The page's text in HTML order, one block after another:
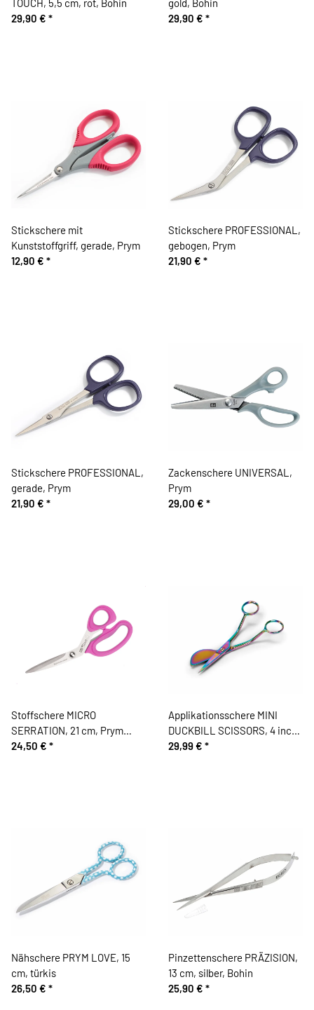
TOUCH, 5,5 cm, rot, Bohin
29,90 € *
gold, Bohin
29,90 € *
Stickschere mit
Kunststoffgriff, gerade, Prym
12,90 € *
Stickschere PROFESSIONAL,
gebogen, Prym
21,90 € *
Stickschere PROFESSIONAL,
gerade, Prym
21,90 € *
Zackenschere UNIVERSAL,
Prym
29,00 € *
Stoffschere MICRO
SERRATION, 21 cm, Prym
Love
24,50 € *
Applikationsschere MINI
DUCKBILL SCISSORS, 4 inch,
Tula Pink Hardware
29,99 € *
Nähschere PRYM LOVE, 15
cm, türkis
26,50 € *
Pinzettenschere PRÄZISION,
13 cm, silber, Bohin
25,90 € *